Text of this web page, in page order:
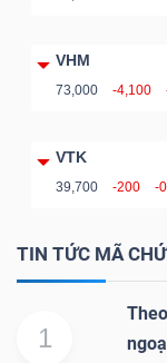
VHM
73,000 -4,100
VTK
39,700 -200 -
TIN TỨC MÃ
1